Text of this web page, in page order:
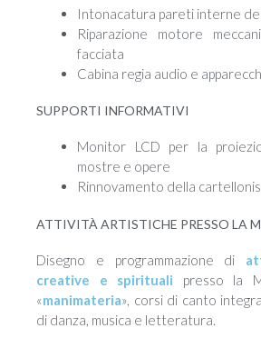
Intonacatura pareti interne
Riparazione motore
facciata
Cabina regia audio e
SUPPORTI INFORMATIVI
Monitor LCD per la
mostre e opere
Rinnovamento della
ATTIVITÀ ARTISTICHE PRESSO LA
Disegno e programmazione di
creative e spirituali presso la
«manimateria», corsi di canto
di danza, musica e letteratura.